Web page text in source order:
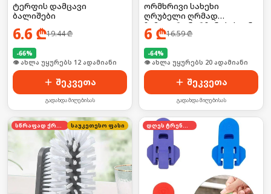
ტერფის დამცავი
ბალიშები
6.6 ₾19.44₾
-66%
🛒 ბოლო 24სთ-ში იყიდა 21-მა
შეკვეთა
გადახდა მიღებისას
ორმხრივი სახეხი
ღრუბელი ღრმად
ჩამჯდარი ნარჩენებისგან
6 ₾16.59₾
-64%
🛒 ბოლო 24სთ-ში იყიდა 26-მა
შეკვეთა
გადახდა მიღებისას
სწრაფად ქრება საუკეთესო ფასი დღეს ტრენდში